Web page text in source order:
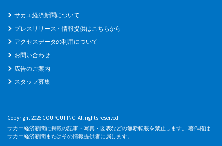
サカエ経済新聞について
プレスリリース・情報提供はこちらから
アクセスデータの利用について
お問い合わせ
広告のご案内
スタッフ募集
Copyright 2026 COUPGUT INC. All rights reserved.
サカエ経済新聞に掲載の記事・写真・図表などの無断転載を禁止します。 著作権は
サカエ経済新聞またはその情報提供者に属します。